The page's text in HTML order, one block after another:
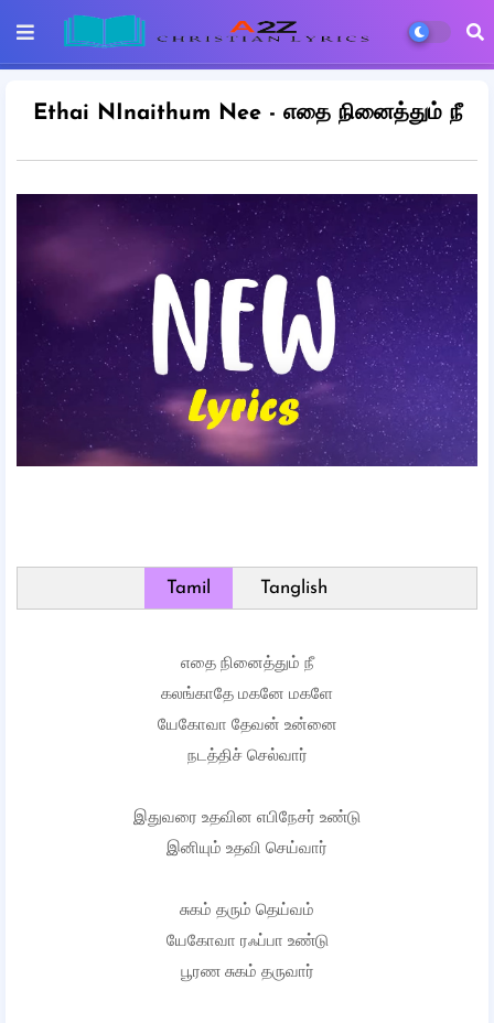
Ethai NInaithum Nee - எதை நினைத்தும் நீ
Tamil Tanglish
எதை நினைத்தும் நீ
கலங்காதே மகனே மகளே
யேகோவா தேவன் உன்னை
நடத்திச் செல்வார்
இதுவரை உதவின எபிநேசர் உண்டு
இனியும் உதவி செய்வார்
சுகம் தரும் தெய்வம்
யேகோவா ரஃப்பா உண்டு
பூரண சுகம் தருவார்